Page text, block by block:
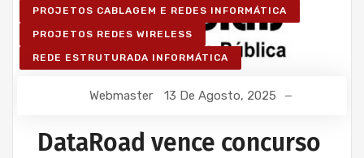
PROJETOS CABLAGEM E REDES INFORMÁTICA
PROJETOS REDES WIRELESS
REDE ESTRUTURADA INFORMÁTICA
Webmaster 13 De Agosto, 2025
DataRoad vence concurso